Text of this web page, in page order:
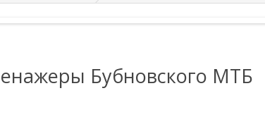
Бубновского МТБ